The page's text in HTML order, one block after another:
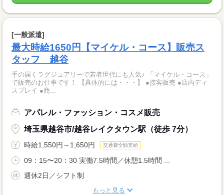
[一般派遣]
最大時給1650円【マイケル・コース】販売ス
タッフ 越谷
手の届くラグジュアリーで若者世代にも人気♪ 「マイケル・コース」
で販売のお仕事です！ 【具体的には・・・】 ●接客販売 ●店内ディ
スプレイ ●商...
アパレル・ファッション・コスメ販売
埼玉県越谷市/越谷レイクタウン駅（徒歩 7分）
時給1,550円～1,650円 交通費全額支給
09：15〜20：30 実働7.5時間／休憩1.5時間 ...
週休2日／シフト制
もっと見る